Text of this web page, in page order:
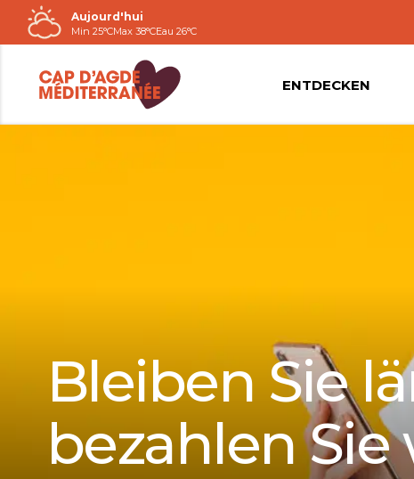
Passer
au
contenu
Aujourd'hui
Min 25°CMax 38°CEau 26°C
ENTDECKEN
Bleiben Sie
bezahlen